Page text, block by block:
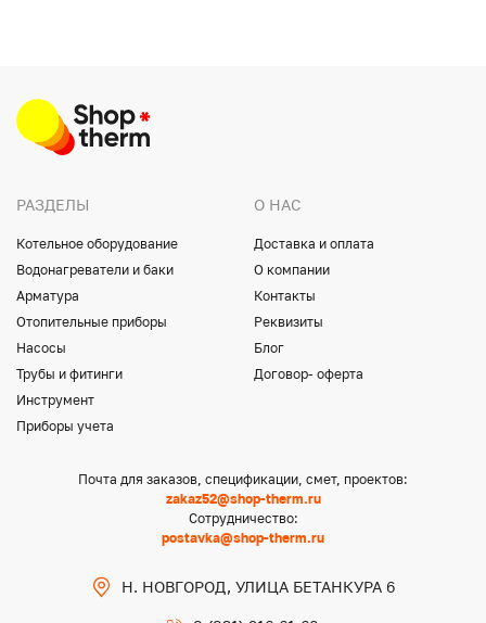
РАЗДЕЛЫ
Котельное оборудование
Водонагреватели и баки
Арматура
Отопительные приборы
Насосы
Трубы и фитинги
Инструмент
Приборы учета
О НАС
Доставка и оплата
О компании
Контакты
Реквизиты
Блог
Договор- оферта
Почта для заказов, спецификации, смет, проектов:
zakaz52@shop-therm.ru
Сотрудничество:
postavka@shop-therm.ru
Н. НОВГОРОД, УЛИЦА БЕТАНКУРА 6